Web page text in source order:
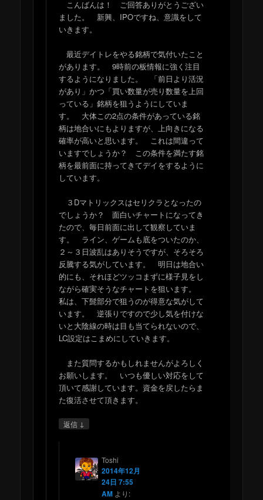
こんばんは！ ご回答ありがとうござい
ました。 新興、IPOですね、意識をして
いきます。
最近デイトレをやる銘柄で気付いたこと
があります。 9時前の板情報に強く注目
するようになりました。 「前日より活況
があり」かつ「買い数量が売り数量を上回
っている」銘柄を狙うようにしていま
す。 大体この2点の条件があっている銘
柄は地合いにもよりますが、上向きになる
確率が高いと思います。 これは間違って
いますでしょうか？ この条件を満たす銘
柄を最前面に持ってきてデイをするように
しています。
３Dマトリックスはセリクラとなったの
でしょうか？ 面白いチャートになってき
たので、毎日前面に出して観察していま
す。 ライン、ゲームも底をついたのか、
２～３日波乱はありそうですが、そろそろ
反騰する気がしています。 明日は地合い
的にも、それほどツッコまずに様子見をし
ながら確実そうなチャートを狙います。
私は、下髭部分で狙うのが得意な気がして
います。 逆張りですので少し気を付けな
いと大陰線の時は目も当てられないので、
LC設定はこまめにしていきます。
また質問するかもしれませんがよろしく
お願いします。 いつも優しい対応をして
頂いて感謝しています。資金を戻したらま
た復活させて頂きます。
返信 ↓
Toshi
2014年12月
24日 7:55
AM より: